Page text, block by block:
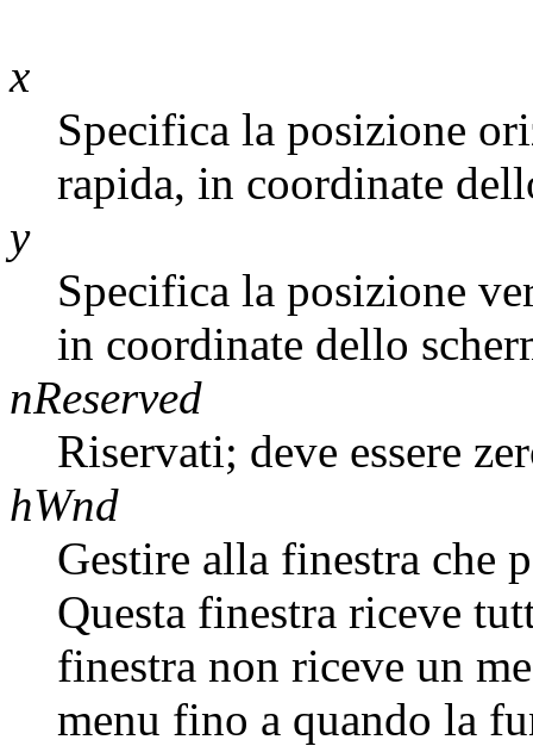
x
Specifica la posizione
rapida, in coordinate
y
Specifica la posizione
in coordinate dello
nReserved
Riservati; deve essere
hWnd
Gestire alla finestra che
Questa finestra riceve
finestra non riceve un
menu fino a quando la